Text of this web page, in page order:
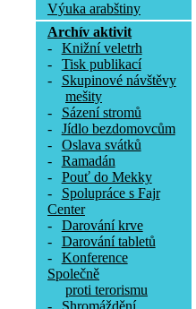
Výuka arabštiny
Archív aktivit
-
Knižní veletrh
-
Tisk publikací
-
Skupinové návštěvy
mešity
-
Sázení stromů
-
Jídlo bezdomovcům
-
Oslava svátků
-
Ramadán
-
Pouť do Mekky
-
Spolupráce s Fajr
Center
-
Darování krve
-
Darování tabletů
-
Konference
Společně
proti terorismu